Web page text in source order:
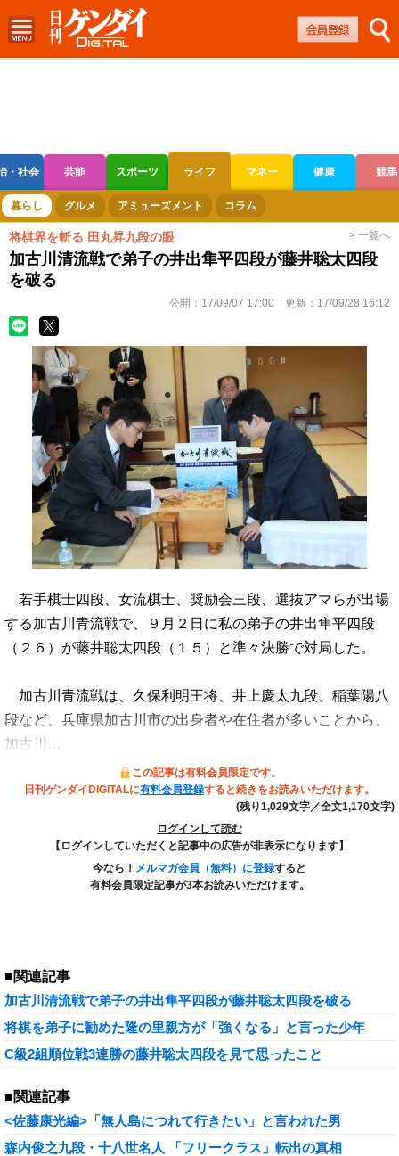
・社会 芸能 スポーツ ライフ マネー 健康 競馬
ボートレース 競輪 オートレース
暮らし グルメ アミューズメント コラム
将棋界を斬る 田丸昇九段の眼 > 一覧へ
加古川清流戦で弟子の井出隼平四段が藤井聡太四段
を破る
公開： 17/09/07 17:00 更新： 17/09/28 16:12
若手棋士四段、女流棋士、奨励会三段、選抜アマらが出場
する加古川青流戦で、９月２日に私の弟子の井出隼平四段
（２６）が藤井聡太四段（１５）と準々決勝で対局した。
加古川青流戦は、久保利明王将、井上慶太九段、稲葉陽八
段など、兵庫県加古川市の出身者や在住者が多いことから、
加古川…
この記事は有料会員限定です。
日刊ゲンダイDIGITALに有料会員登録すると続きをお読みいただけます。
(残り1,029文字／全文1,170文字)
ログインして読む
【ログインしていただくと記事中の広告が非表示になります】
今なら！ メルマガ会員（無料）に登録すると
有料会員限定記事が3本お読みいただけます。
■関連記事
加古川清流戦で弟子の井出隼平四段が藤井聡太四段を破る
将棋を弟子に勧めた隆の里親方が「強くなる」と言った少年
C級2組順位戦3連勝の藤井聡太四段を見て思ったこと
■関連記事
<佐藤康光編>「無人島につれて行きたい」と言われた男
森内俊之九段・十八世名人 「フリークラス」転出の真相